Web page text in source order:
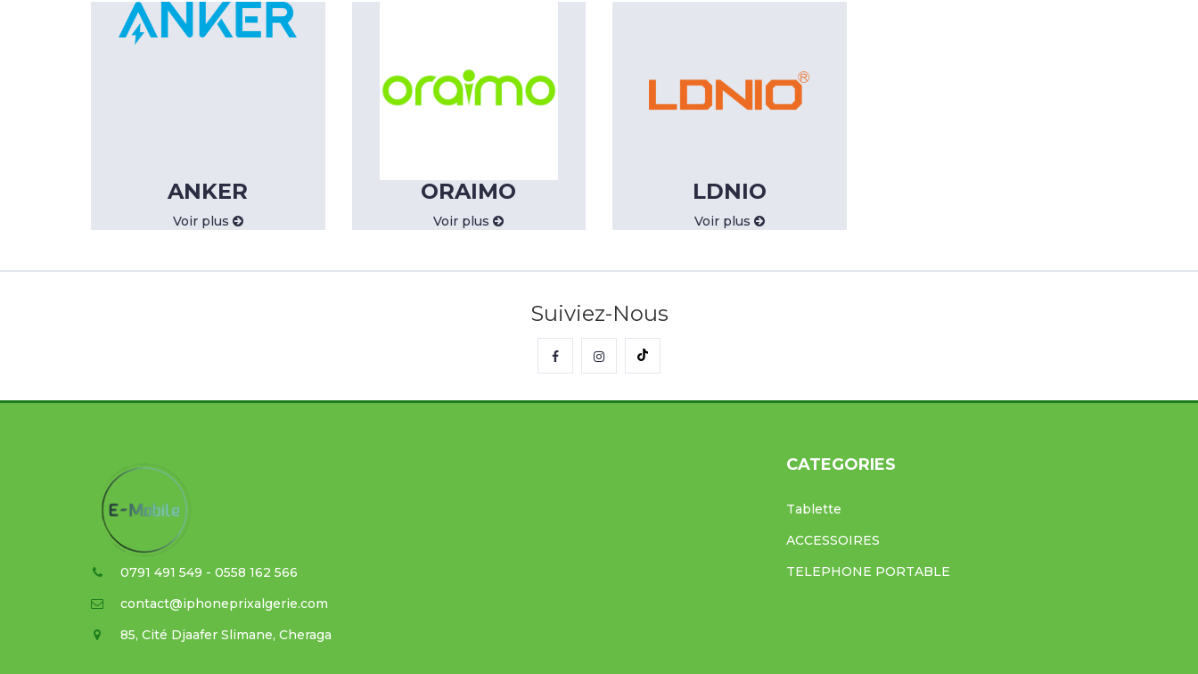
ANKER
Voir plus
ORAIMO
Voir plus
LDNIO
Voir plus
Suiviez-Nous
0791 491 549 - 0558 162 566
contact@iphoneprixalgerie.com
85, Cité Djaafer Slimane, Cheraga
CATEGORIES
Tablette
ACCESSOIRES
TELEPHONE PORTABLE